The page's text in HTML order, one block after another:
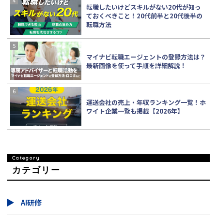
転職したいけどスキルがない20代が知っ
ておくべきこと！20代前半と20代後半の
転職方法
マイナビ転職エージェントの登録方法は？
最新画像を使って手順を詳細解説！
運送会社の売上・年収ランキング一覧！ホ
ワイト企業一覧も掲載【2026年】
カテゴリー
AI研修